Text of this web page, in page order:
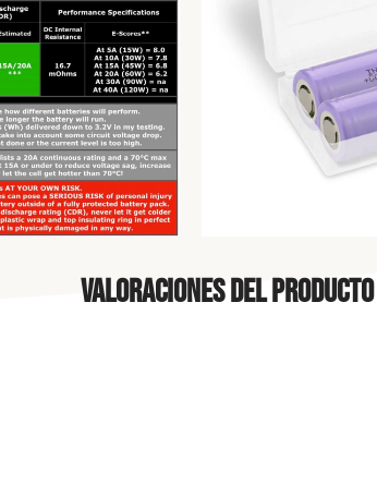
Valoraciones del producto